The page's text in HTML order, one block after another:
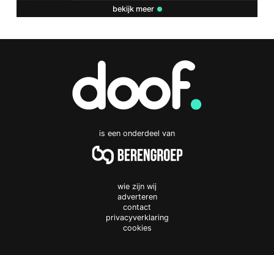
bekijk meer
is een onderdeel van
wie zijn wij
adverteren
contact
privacyverklaring
cookies